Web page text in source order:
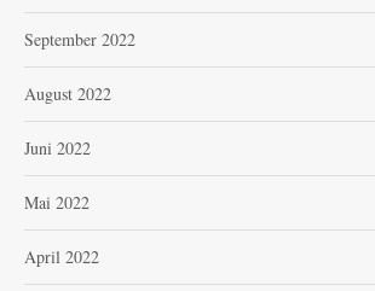
September 2022
August 2022
Juni 2022
Mai 2022
April 2022